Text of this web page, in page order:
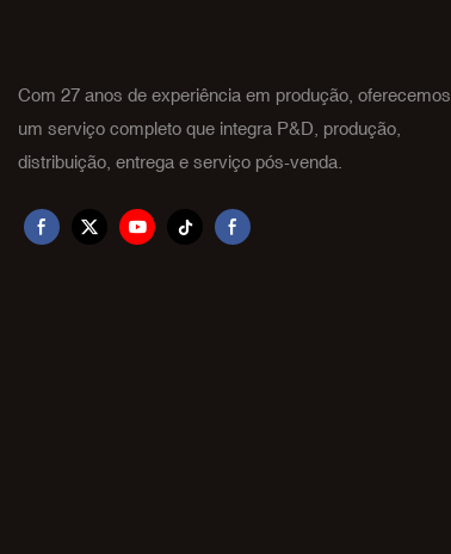
Com 27 anos de experiência em produção, oferecemos
um serviço completo que integra P&D, produção,
distribuição, entrega e serviço pós-venda.